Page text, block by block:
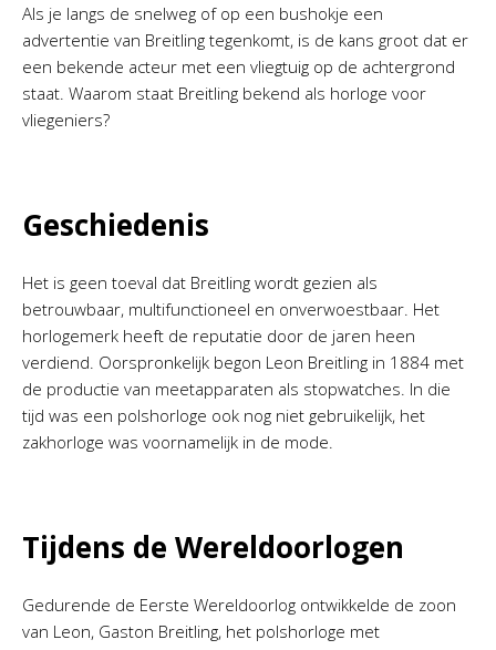
Als je langs de snelweg of op een bushokje een
advertentie van Breitling tegenkomt, is de kans groot dat er
een bekende acteur met een vliegtuig op de achtergrond
staat. Waarom staat Breitling bekend als horloge voor
vliegeniers?
Geschiedenis
Het is geen toeval dat Breitling wordt gezien als
betrouwbaar, multifunctioneel en onverwoestbaar. Het
horlogemerk heeft de reputatie door de jaren heen
verdiend. Oorspronkelijk begon Leon Breitling in 1884 met
de productie van meetapparaten als stopwatches. In die
tijd was een polshorloge ook nog niet gebruikelijk, het
zakhorloge was voornamelijk in de mode.
Tijdens de Wereldoorlogen
Gedurende de Eerste Wereldoorlog ontwikkelde de zoon
van Leon, Gaston Breitling, het polshorloge met